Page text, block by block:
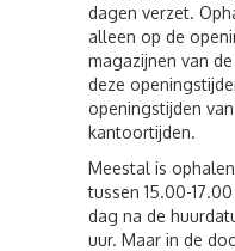
dagen verzet.
alleen op de
magazijnen van
deze
openingstijden
kantoortijden.
Meestal is
tussen 15.00-
dag na de
uur. Maar in de